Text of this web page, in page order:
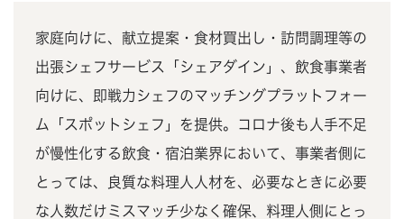
家庭向けに、献立提案・食材買出し・訪問調理等の
出張シェフサービス「シェアダイン」、飲食事業者
向けに、即戦力シェフのマッチングプラットフォー
ム「スポットシェフ」を提供。コロナ後も人手不足
が慢性化する飲食・宿泊業界において、事業者側に
とっては、良質な料理人人材を、必要なときに必要
な人数だけミスマッチ少なく確保、料理人側にとっ